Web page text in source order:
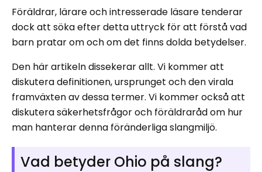
Föräldrar, lärare och intresserade läsare tenderar
dock att söka efter detta uttryck för att förstå vad
barn pratar om och om det finns dolda betydelser.
Den här artikeln dissekerar allt. Vi kommer att
diskutera definitionen, ursprunget och den virala
framväxten av dessa termer. Vi kommer också att
diskutera säkerhetsfrågor och föräldraråd om hur
man hanterar denna föränderliga slangmiljö.
Vad betyder Ohio på slang?